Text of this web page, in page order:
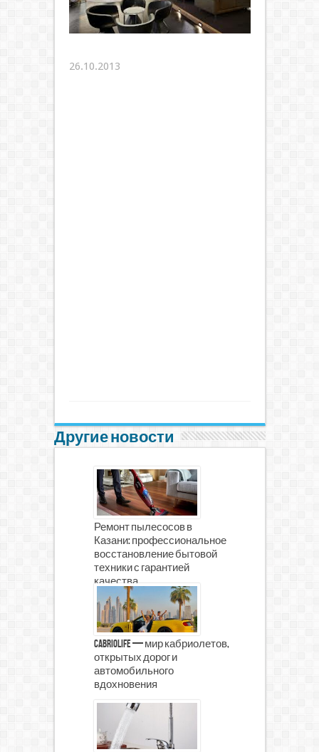
26.10.2013
Другие новости
Ремонт пылесосов в
Казани: профессиональное
восстановление бытовой
техники с гарантией
качества
CabrioLife — мир кабриолетов,
открытых дорог и
автомобильного
вдохновения